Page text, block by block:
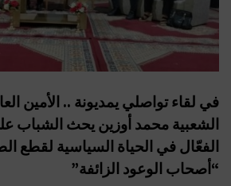
في لقاء تواصلي يمديونة .. الأمين
الشعبية محمد أوزين يحث الشباب
الفعّال في الحياة السياسية لقطع
“أصحاب الوعود الزائفة”